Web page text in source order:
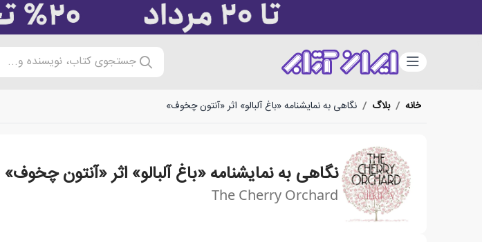
دسته‌بندی جستجوی کتاب، نویسنده و...
خانه / بلاگ / نگاهی به نمایشنامه «باغ آلبالو» اثر «آنتون چخوف»
نگاهی به نمایشنامه «باغ آلبالو» اثر «آنتون چخوف»
The Cherry Orchard